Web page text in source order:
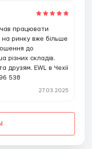
працювати
на ринку вже більше
до
різних складів.
друзям. EWL в Чехії
538
27.03.2025